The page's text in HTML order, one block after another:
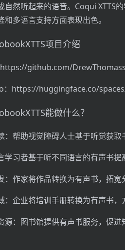
自然听起来的语音。Coqui XTTS
和多语言支持方面表现出色。
项目介绍
github.com/
：https://huggingface.co/
能做什么？
：帮助视觉障碍人士基于听觉获取
学习者基于听不同语言的有声书提
：作家将作品转换为有声书，拓宽
：企业将培训手册转换为有声书，
源：图书馆提供有声书服务，促进